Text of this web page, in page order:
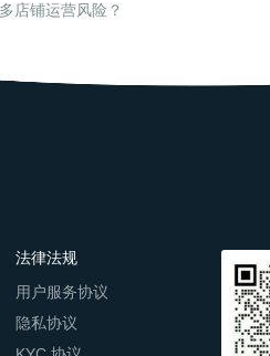
店铺运营风险？
法律法规
用户服务协议
隐私协议